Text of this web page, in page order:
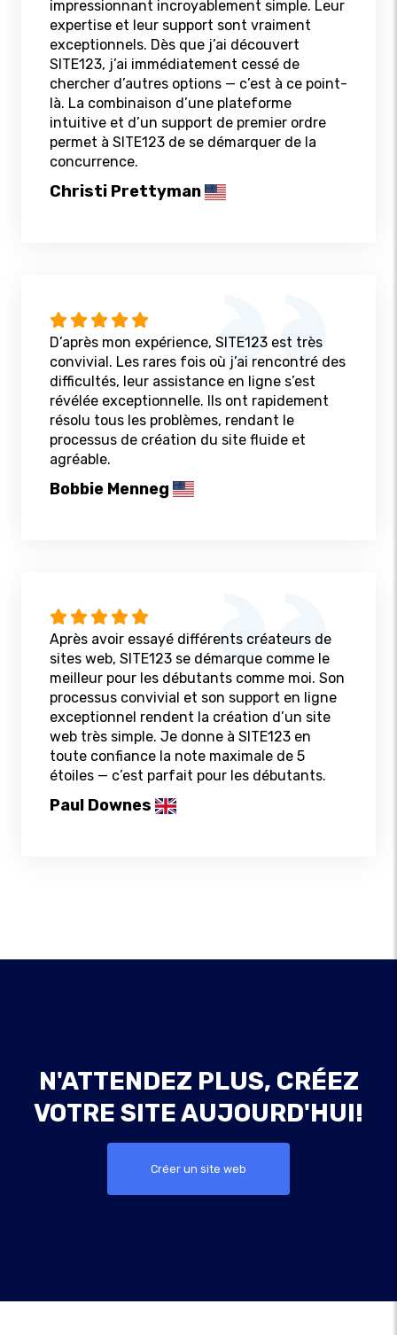
impressionnant incroyablement simple. Leur
expertise et leur support sont vraiment
exceptionnels. Dès que j’ai découvert
SITE123, j’ai immédiatement cessé de
chercher d’autres options — c’est à ce point-
là. La combinaison d’une plateforme
intuitive et d’un support de premier ordre
permet à SITE123 de se démarquer de la
concurrence.
Christi Prettyman
D’après mon expérience, SITE123 est très
convivial. Les rares fois où j’ai rencontré des
difficultés, leur assistance en ligne s’est
révélée exceptionnelle. Ils ont rapidement
résolu tous les problèmes, rendant le
processus de création du site fluide et
agréable.
Bobbie Menneg
Après avoir essayé différents créateurs de
sites web, SITE123 se démarque comme le
meilleur pour les débutants comme moi. Son
processus convivial et son support en ligne
exceptionnel rendent la création d’un site
web très simple. Je donne à SITE123 en
toute confiance la note maximale de 5
étoiles — c’est parfait pour les débutants.
Paul Downes
N'ATTENDEZ PLUS, CRÉEZ
VOTRE SITE AUJOURD'HUI!
Créer un site web